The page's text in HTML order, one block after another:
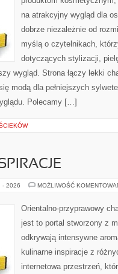
na atrakcyjny wygląd dla
dobrze niezależnie od
myślą o czytelnikach,
dotyczących stylizacji,
wygląd. Strona łączy lekki
modą dla pełniejszych
Polecamy […]
- 2026 MOŻLIWOŚĆ
Orientalno-przyprawowy
jest to portal stworzony z
odkrywają intensywne
kulinarne inspiracje z
internetowa przestrzeń,